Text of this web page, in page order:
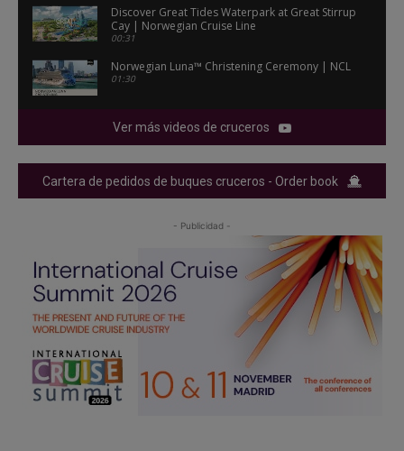
Discover Great Tides Waterpark at Great Stirrup
Cay | Norwegian Cruise Line
00:31
Norwegian Luna™ Christening Ceremony | NCL
01:30
Ver más videos de cruceros
Cartera de pedidos de buques cruceros - Order book
- Publicidad -